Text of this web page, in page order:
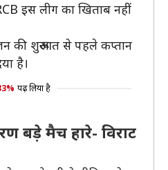
इस लीग का खिताब नहीं
की शुरूआत से पहले कप्तान
है।
पढ़ लिया है
बड़े मैच हारे- विराट